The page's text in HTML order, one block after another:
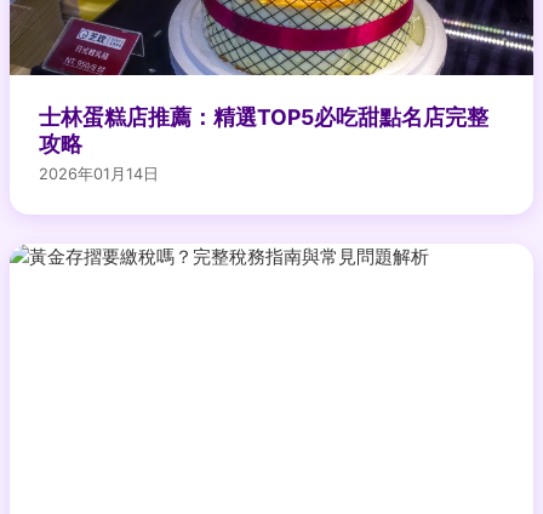
士林蛋糕店推薦：精選TOP5必吃甜點名店完整
攻略
2026年01月14日